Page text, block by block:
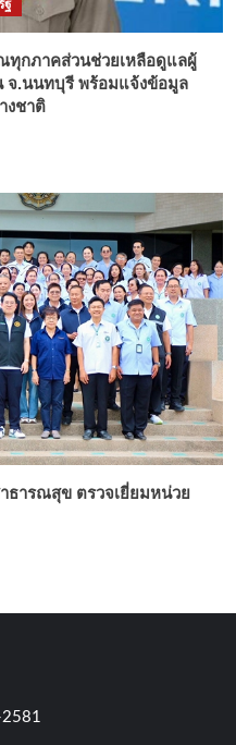
ฐ
ทุกภาคส่วนช่วยเหลือดูแลผู้
จ.นนทบุรี พร้อมแจ้งข้อมูล
งชาติ
ธารณสุข ตรวจเยี่ยมหน่วย